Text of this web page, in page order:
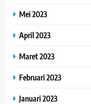
Mei 2023
April 2023
Maret 2023
Februari 2023
Januari 2023